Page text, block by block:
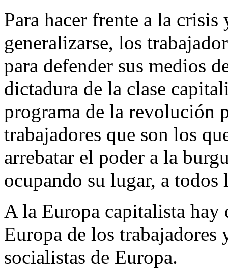
Para hacer frente a la crisis
generalizarse, los
para defender sus medios
dictadura de la clase
programa de la revolución
trabajadores que son los
arrebatar el poder a la
ocupando su lugar, a todos
A la Europa capitalista hay
Europa de los trabajadores
socialistas de Europa.